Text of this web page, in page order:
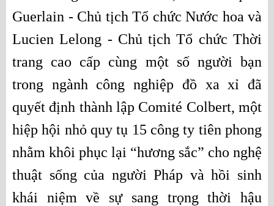
Guerlain - Chủ tịch Tổ chức Nước hoa và
Lucien Lelong - Chủ tịch Tổ chức Thời
trang cao cấp cùng một số người bạn
trong ngành công nghiệp đồ xa xỉ đã
quyết định thành lập Comité Colbert, một
hiệp hội nhỏ quy tụ 15 công ty tiên phong
nhằm khôi phục lại “hương sắc” cho nghệ
thuật sống của người Pháp và hồi sinh
khái niệm về sự sang trọng thời hậu